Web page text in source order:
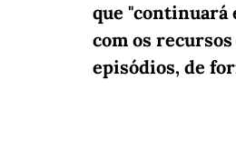
que "continuará
com os
episódios, de